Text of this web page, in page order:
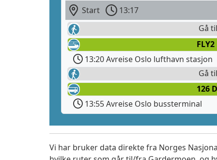
Start
13:17
Gå
13:20 Avreise Oslo lufthavn stasjon
Gå
126
13:55 Avreise Oslo bussterminal
Vi har bruker data direkte fra Norges